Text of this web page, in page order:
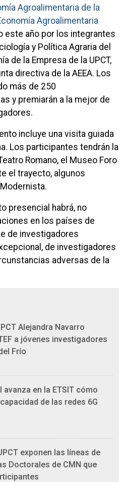
Agroalimentaria de la
Agroalimentaria
este año por los integrantes
y Política Agraria del
de la Empresa de la UPCT,
directiva de la AEEA. Los
más de 250
y premiarán a la mejor de
incluye una visita guiada
Los participantes tendrán la
Romano, el Museo Foro
el trayecto, algunos
presencial habrá, no
en los países de
de investigadores
de investigadores
adversas de la
Alejandra Navarro
a jóvenes investigadores
Frío
en la ETSIT cómo
de las redes 6G
exponen las líneas de
Doctorales de CMN que